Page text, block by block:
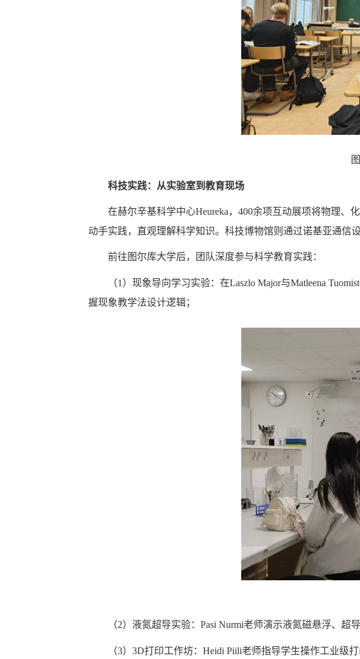
科技实践：从实验室到教育现场
在赫尔辛基科学中心Heureka，400余项互动展项将物理
动手实践，直观理解科学知识。科技博物馆则通过诺基亚通信
前往图尔库大学后，团队深度参与科学教育实践：
（1）现象导向学习实验：在Laszlo Major与Matleena
握现象教学法设计逻辑；
（2）液氮超导实验：Pasi Nurmi老师演示液氮磁悬浮、
（3）3D打印工作坊：Heidi Piili老师指导学生操作工业级